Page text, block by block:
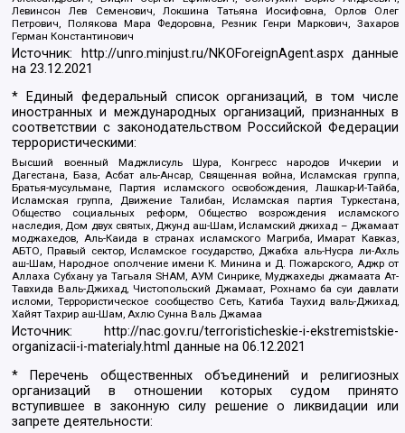
Левинсон Лев Семенович, Локшина Татьяна Иосифовна, Орлов Олег
Петрович, Полякова Мара Федоровна, Резник Генри Маркович, Захаров
Герман Константинович
Источник: http://unro.minjust.ru/NKOForeignAgent.aspxданные
на23.12.2021
* Единый федеральный список организаций, в том числе
иностранных и международных организаций, признанных в
соответствии с законодательством Российской Федерации
террористическими:
Высший военный Маджлисуль Шура, Конгресс народов Ичкерии и
Дагестана, База, Асбат аль-Ансар, Священная война, Исламская группа,
Братья-мусульмане, Партия исламского освобождения, Лашкар-И-Тайба,
Исламская группа, Движение Талибан, Исламская партия Туркестана,
Общество социальных реформ, Общество возрождения исламского
наследия, Дом двух святых, Джунд аш-Шам, Исламский джихад – Джамаат
моджахедов, Аль-Каида в странах исламского Магриба, Имарат Кавказ,
АБТО, Правый сектор, Исламское государство, Джабха аль-Нусра ли-Ахль
аш-Шам, Народное ополчение имени К. Минина и Д. Пожарского, Аджр от
Аллаха Субхану уа Тагьаля SHAM, АУМ Синрике, Муджахеды джамаата Ат-
Тавхида Валь-Джихад, Чистопольский Джамаат, Рохнамо ба суи давлати
исломи, Террористическое сообщество Сеть, Катиба Таухид валь-Джихад,
Хайят Тахрир аш-Шам, Ахлю Сунна Валь Джамаа
Источник:
http://nac.gov.ru/terroristicheskie-i-ekstremistskie-
organizacii-i-materialy.html данные на06.12.2021
* Перечень общественных объединений и религиозных
организаций в отношении которых судом принято
вступившее в законную силу решение о ликвидации или
запрете деятельности: